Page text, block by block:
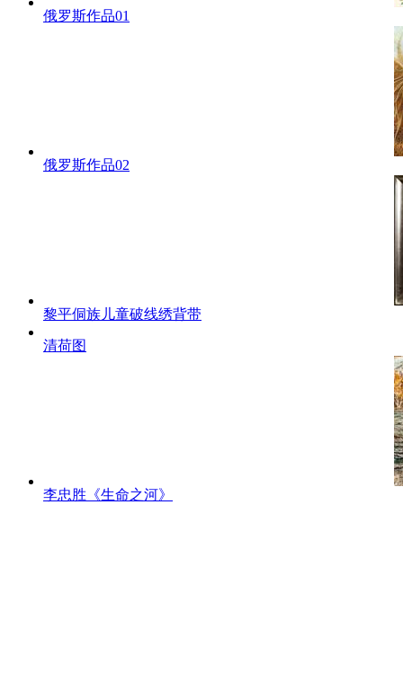
俄罗斯作品01
俄罗斯作品02
黎平侗族儿童破线绣背带
清荷图
李忠胜《生命之河》